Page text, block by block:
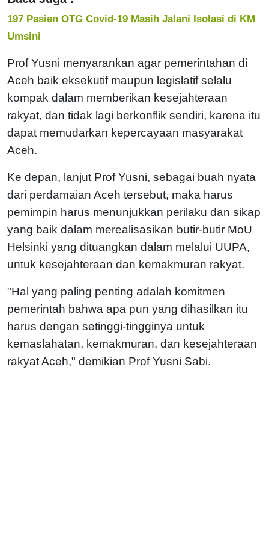
197 Pasien OTG Covid-19 Masih Jalani Isolasi di KM
Umsini
Prof Yusni menyarankan agar pemerintahan di
Aceh baik eksekutif maupun legislatif selalu
kompak dalam memberikan kesejahteraan
rakyat, dan tidak lagi berkonflik sendiri, karena itu
dapat memudarkan kepercayaan masyarakat
Aceh.
Ke depan, lanjut Prof Yusni, sebagai buah nyata
dari perdamaian Aceh tersebut, maka harus
pemimpin harus menunjukkan perilaku dan sikap
yang baik dalam merealisasikan butir-butir MoU
Helsinki yang dituangkan dalam melalui UUPA,
untuk kesejahteraan dan kemakmuran rakyat.
"Hal yang paling penting adalah komitmen
pemerintah bahwa apa pun yang dihasilkan itu
harus dengan setinggi-tingginya untuk
kemaslahatan, kemakmuran, dan kesejahteraan
rakyat Aceh," demikian Prof Yusni Sabi.